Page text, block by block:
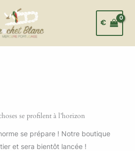
€
se profilent à l’horizon
se prépare ! Notre boutique
et sera bientôt lancée !